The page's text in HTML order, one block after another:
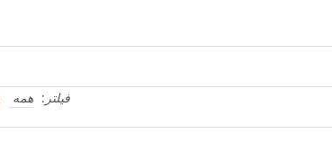
فیلتر: همه